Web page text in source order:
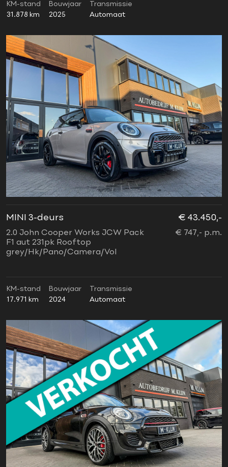
KM-stand
31.878 km
Bouwjaar
2025
Transmissie
Automaat
MINI 3-deurs
2.0 John Cooper Works JCW Pack
F1 aut 231pk Rooftop
grey/Hk/Pano/Camera/Vol
€ 43.450,-
€ 747,- p.m.
KM-stand
17.971 km
Bouwjaar
2024
Transmissie
Automaat